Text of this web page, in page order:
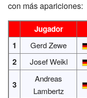
con más apariciones:
Jugador
1
Gerd Zewe
2 Josef Weikl
3
Andreas
Lambertz